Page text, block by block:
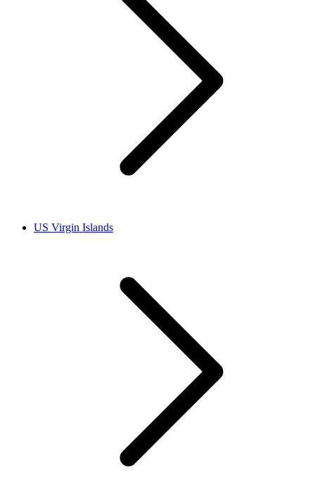
US Virgin Islands